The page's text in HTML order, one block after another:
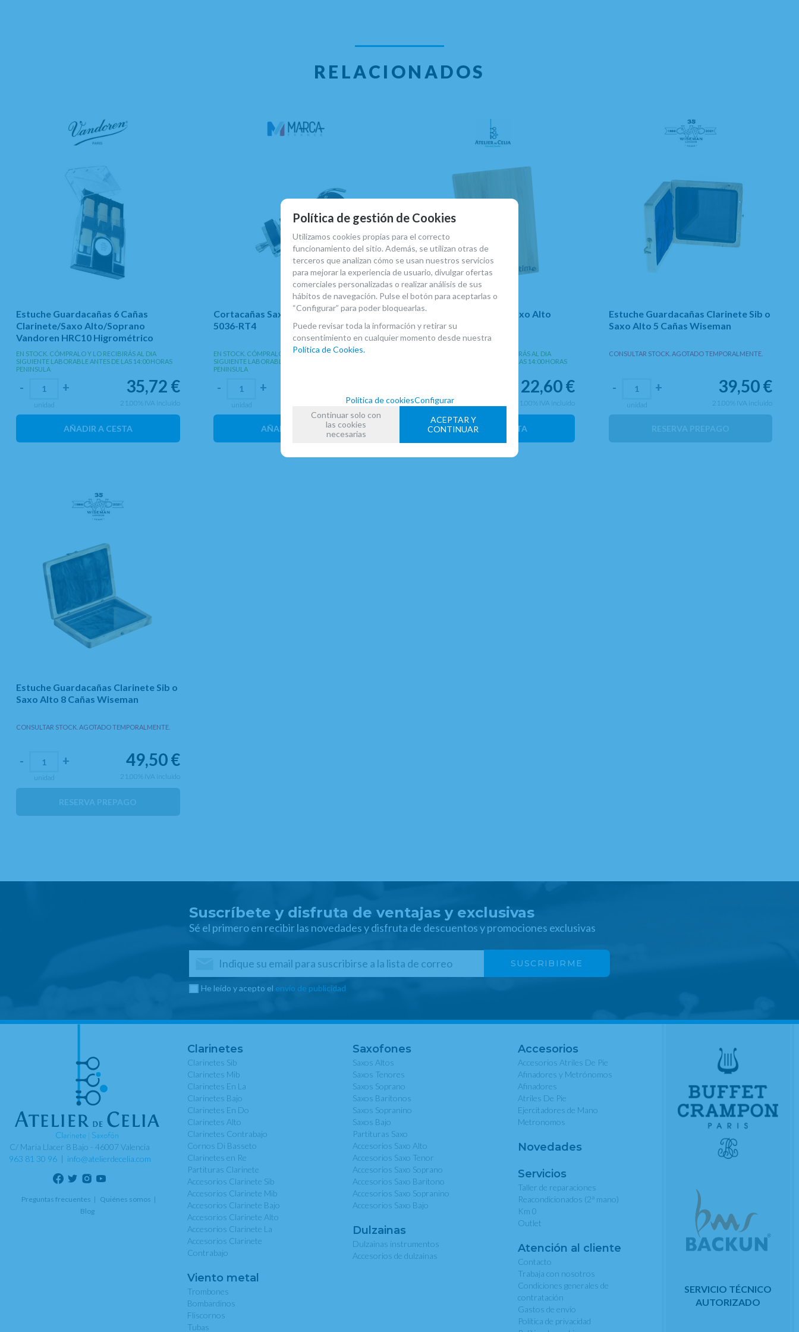
RELACIONADOS
Estuche Guardacañas 6 Cañas
Clarinete/Saxo Alto/Soprano
Vandoren HRC10 Higrométrico
EN STOCK. CÓMPRALO Y LO RECIBIRÁS AL DIA
SIGUIENTE LABORABLE ANTES DE LAS 14:00 HORAS
PENINSULA
35,72 €
21.00% IVA incluido
- +
unidad
AÑADIR A CESTA
Cortacañas Saxo Alto Marca Cordier
5036-RT4
EN STOCK. CÓMPRALO Y LO RECIBIRÁS AL DIA
SIGUIENTE LABORABLE ANTES DE LAS 14:00 HORAS
PENINSULA
IVA incluido
- +
unidad
AÑADIR A CESTA
Estuche Guardacañas Saxo Alto
Ragtime Eco4 12 Cañas
EN STOCK. CÓMPRALO Y LO RECIBIRÁS AL DIA
SIGUIENTE LABORABLE ANTES DE LAS 14:00 HORAS
22,60€
21.00% IVA incluido
unidad
AÑADIR A CESTA
Estuche Guardacañas Clarinete Sib o
Saxo Alto 5 Cañas Wiseman
CONSULTAR STOCK. AGOTADO TEMPORALMENTE.
39,50€
21.00% IVA incluido
- +
unidad
RESERVA PREPAGO
Estuche Guardacañas Clarinete Sib o
Saxo Alto 8 Cañas Wiseman
CONSULTAR STOCK. AGOTADO TEMPORALMENTE.
49,50€
21.00% IVA incluido
- +
unidad
RESERVA PREPAGO
Suscríbete y disfruta de ventajas y exclusivas
Sé el primero en recibir las novedades y disfruta de descuentos y promociones exclusivas
He leído y acepto el envío de publicidad
C/ Maria Llacer 8 Bajo - 46007 Valencia
963 81 30 96| info@atelierdecelia.com
Preguntas frecuentes
Quiénes somos
Blog
Clarinetes
Clarinetes Sib
Clarinetes Mib
Clarinetes En La
Clarinetes Bajo
Clarinetes En Do
Clarinetes Alto
Clarinetes Contrabajo
Cornos Di Basseto
Clarinetes en Re
Partituras Clarinete
Accesorios Clarinete Sib
Accesorios Clarinete Mib
Accesorios Clarinete Bajo
Accesorios Clarinete Alto
Accesorios Clarinete La
Accesorios Clarinete
Contrabajo
Viento metal
Trombones
Bombardinos
Fliscornos
Tubas
Saxofones
Saxos Altos
Saxos Tenores
Saxos Soprano
Saxos Baritonos
Saxos Sopranino
Saxos Bajo
Partituras Saxo
Accesorios Saxo Alto
Accesorios Saxo Tenor
Accesorios Saxo Soprano
Accesorios Saxo Baritono
Accesorios Saxo Sopranino
Accesorios Saxo Bajo
Dulzainas
Dulzainas instrumentos
Accesorios de dulzainas
Accesorios
Accesorios Atriles De Pie
Afinadores y Metrónomos
Afinadores
Atriles De Pie
Ejercitadores de Mano
Metronomos
Novedades
Servicios
Taller de reparaciones
Reacondicionados (2a mano)
Km 0
Outlet
Atención al cliente
Contacto
Trabaja con nosotros
Condiciones generales de
contratación
Gastos de envío
Política de privacidad
SERVICIO TÉCNICO
AUTORIZADO
Política de gestión de Cookies
Utilizamos cookies propias para el correcto
funcionamiento del sitio. Además, se utilizan otras de
terceros que analizan cómo se usan nuestros servicios
para mejorar la experiencia de usuario, divulgar ofertas
comerciales personalizadas o realizar análisis de sus
hábitos de navegación. Pulse el botón para aceptarlas o
“Configurar” para poder bloquearlas.
Puede revisar toda la información y retirar su
consentimiento en cualquier momento desde nuestra
Política de Cookies.
Política de cookiesConfigurar
Continuar solo con
las cookies
necesarias
ACEPTAR Y
CONTINUAR